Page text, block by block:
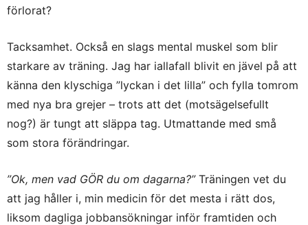
förlorat?
Tacksamhet. Också en slags mental muskel som blir
starkare av träning. Jag har iallafall blivit en jävel på att
känna den klyschiga ”lyckan i det lilla” och fylla tomrom
med nya bra grejer – trots att det (motsägelsefullt
nog?) är tungt att släppa tag. Utmattande med små
som stora förändringar.
”Ok, men vad GÖR du om dagarna?”Träningen vet du
att jag håller i, min medicin för det mesta i rätt dos,
liksom dagliga jobbansökningar inför framtiden och